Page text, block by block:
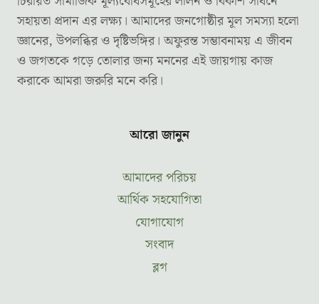
সহায়তা প্রদান এর লক্ষ্য। আমাদের জনগোষ্ঠীর মূল সমস্যা হলো
জ্ঞানের, উপলব্ধির ও দৃষ্টিভঙ্গির। অফুরন্ত সম্ভাবনাময় এ জীবন
ও জগতকে গড়ে তোলার জন্য মননের এই জায়গায় কাজ
করাকে আমরা জরুরি মনে করি।
আরো জানুন
আমাদের পরিচয়
আর্থিক সহযোগিতা
যোগাযোগ
সংবাদ
ব্লগ